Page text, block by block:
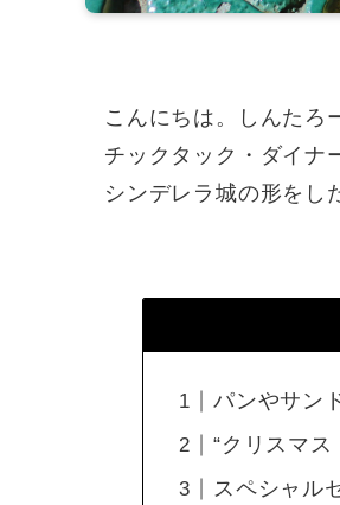
こんにちは。しんたろ
チックタック・ダイナ
シンデレラ城の形をし
パンやサン
“クリスマ
スペシャル